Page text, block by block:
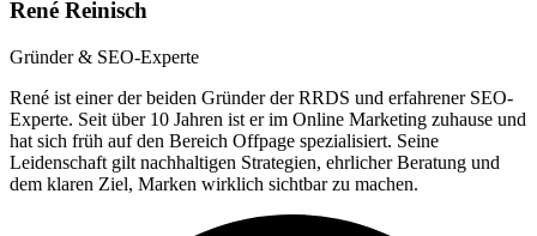
René Reinisch
Gründer & SEO-Experte
René ist einer der beiden Gründer der RRDS und erfahrener SEO-
Experte. Seit über 10 Jahren ist er im Online Marketing zuhause und
hat sich früh auf den Bereich Offpage spezialisiert. Seine
Leidenschaft gilt nachhaltigen Strategien, ehrlicher Beratung und
dem klaren Ziel, Marken wirklich sichtbar zu machen.